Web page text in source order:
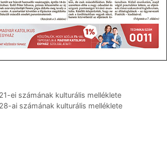
ei számának kulturális melléklete
ai számának kulturális melléklete